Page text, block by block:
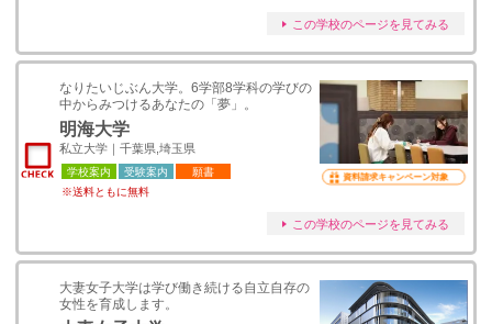
この学校のページを見てみる
なりたいじぶん大学。6学部8学科の学びの
中からみつけるあなたの「夢」。
明海大学
私立大学｜千葉県,埼玉県
学校案内 受験案内
願書
※送料ともに無料
資料請求キャンペーン対象
この学校のページを見てみる
大妻女子大学は学び働き続ける自立自存の
女性を育成します。